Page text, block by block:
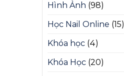
Hình Ảnh (98)
Học Nail Online (15)
Khóa học (4)
Khóa Học (20)